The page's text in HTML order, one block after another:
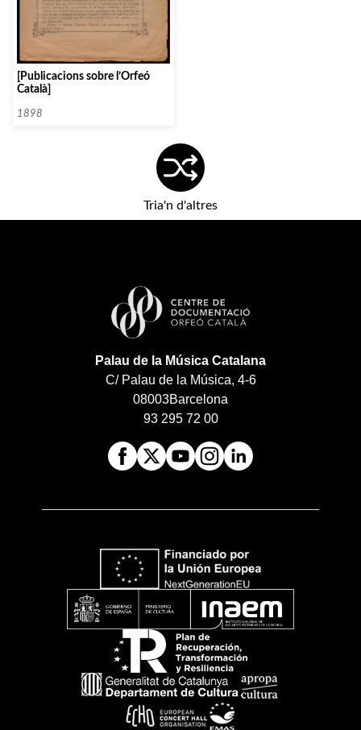
[Publicacions sobre l’Orfeó
Català]
1898
Tria'n d'altres
Palau de la Música Catalana
C/ Palau de la Música, 4-6
08003Barcelona
93 295 72 00